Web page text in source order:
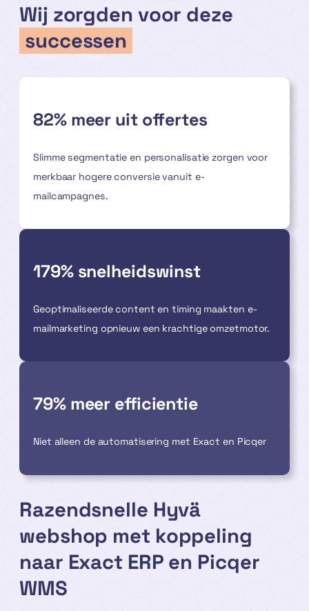
Wij zorgden voor deze
successen
82% meer uit offertes
Slimme segmentatie en personalisatie zorgen voor
merkbaar hogere conversie vanuit e-
mailcampagnes.
179% snelheidswinst
Geoptimaliseerde content en timing maakten e-
mailmarketing opnieuw een krachtige omzetmotor.
79% meer efficientie
Niet alleen de automatisering met Exact en Picqer
Razendsnelle Hyvä
webshop met koppeling
naar Exact ERP en Picqer
WMS